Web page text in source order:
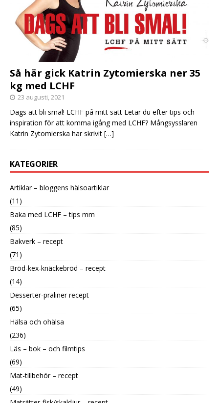
Så här gick Katrin Zytomierska ner 35
kg med LCHF
23 augusti, 2021
Dags att bli smal! LCHF på mitt sätt Letar du efter tips och
inspiration för att komma igång med LCHF? Mångsysslaren
Katrin Zytomierska har skrivit […]
KATEGORIER
Artiklar – bloggens hälsoartiklar
(11)
Baka med LCHF – tips mm
(85)
Bakverk – recept
(71)
Bröd-kex-knäckebröd – recept
(14)
Desserter-praliner recept
(65)
Hälsa och ohälsa
(236)
Läs – bok – och filmtips
(69)
Mat-tillbehör – recept
(49)